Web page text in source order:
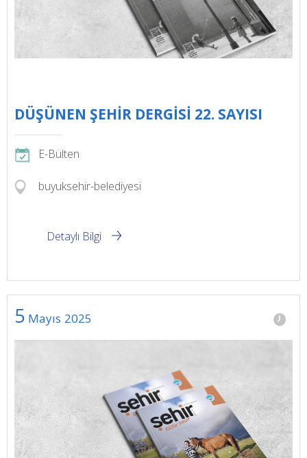
DÜŞÜNEN ŞEHİR DERGİSİ 22. SAYISI
E-Bülten
buyuksehir-belediyesi
Detaylı Bilgi
5 Mayıs 2025